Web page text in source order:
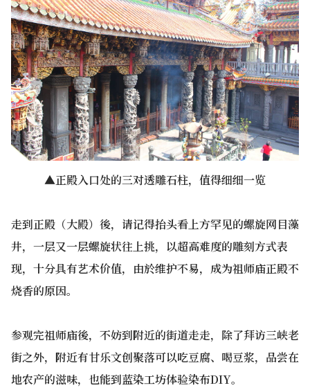
▲正殿入口处的三对透雕石柱，值得细细一览
走到正殿（大殿）後，请记得抬头看上方罕见的螺旋网目藻
井，一层又一层螺旋状往上挑，以超高难度的雕刻方式表
现，十分具有艺术价值，由於维护不易，成为祖师庙正殿不
烧香的原因。
参观完祖师庙後，不妨到附近的街道走走，除了拜访三峡老
街之外，附近有甘乐文创聚落可以吃豆腐、喝豆浆，品尝在
地农产的滋味，也能到蓝染工坊体验染布DIY。